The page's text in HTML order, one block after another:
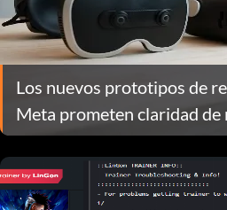
Los nuevos prototipos de
Meta prometen claridad de
IMAX.